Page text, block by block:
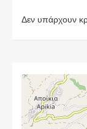
Δεν υπάρχουν